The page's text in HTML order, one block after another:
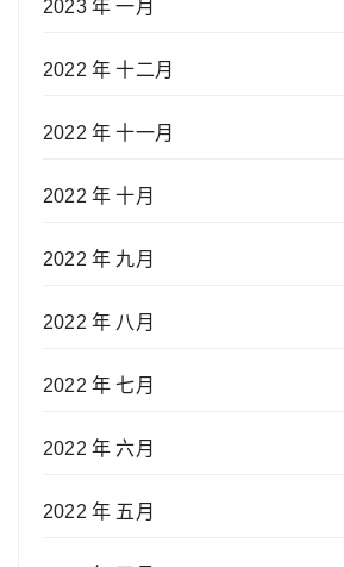
2023 年 一月
2022 年 十二月
2022 年 十一月
2022 年 十月
2022 年 九月
2022 年 八月
2022 年 七月
2022 年 六月
2022 年 五月